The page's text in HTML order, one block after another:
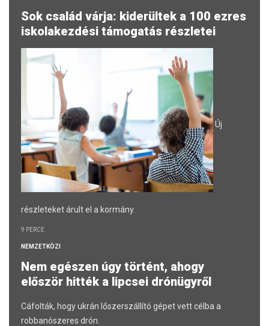
Sok család várja: kiderültek a 100 ezres
iskolakezdési támogatás részletei
Új
részleteket árult el a kormány.
9 PERCE
NEMZETKÖZI
Nem egészen úgy történt, ahogy
először hitték a lipcsei drónügyről
Cáfolták, hogy ukrán lőszerszállító gépet vett célba a
robbanószeres drón.